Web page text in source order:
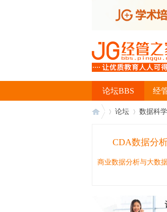
经
论坛BBS
论坛 数据科
CDA数据分
商业数据分析与大数